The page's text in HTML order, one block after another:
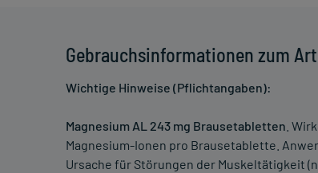
Gebrauchsinformationen zum
Wichtige Hinweise (Pflichtangaben):
Magnesium AL 243 mg Brausetabletten .
Magnesium-Ionen pro Brausetablette.
Ursache für Störungen der Muskeltätigkeit